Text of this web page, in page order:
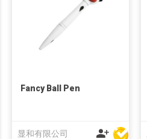
Fancy Ball Pen
显和有限公司